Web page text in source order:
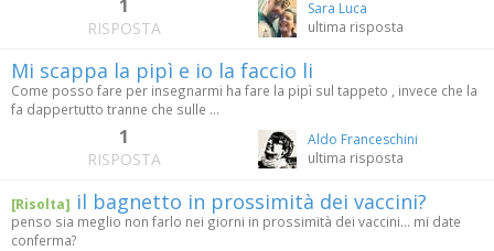
1
RISPOSTA
Sara Luca
ultima risposta
Mi scappa la pipì e io la faccio li
Come posso fare per insegnarmi ha fare la pipì sul tappeto , invece che la
fa dappertutto tranne che sulle ...
1
RISPOSTA
Aldo Franceschini
ultima risposta
[Risolta] il bagnetto in prossimità dei vaccini?
penso sia meglio non farlo nei giorni in prossimità dei vaccini... mi date
conferma?